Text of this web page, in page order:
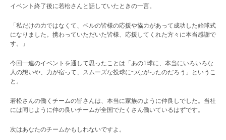
イベント終了後に若松さんと話していたときの一言。
「私だけの力ではなくて、ベルの皆様の応援や協力があって成功した始球式
になりました。携わっていただいた皆様、応援してくれた方々に本当感謝で
す。」
今回一連のイベントを通して思ったことは「あの1球に、本当にいろいろな
人の想いや、力が宿って、スムーズな投球につながったのだろう」というこ
と。
若松さんの働くチームの皆さんは、本当に家族のように仲良しでした。当社
には同じように仲の良いチームが全国でたくさん働いているはずです。
次はあなたのチームかもしれないですよ。